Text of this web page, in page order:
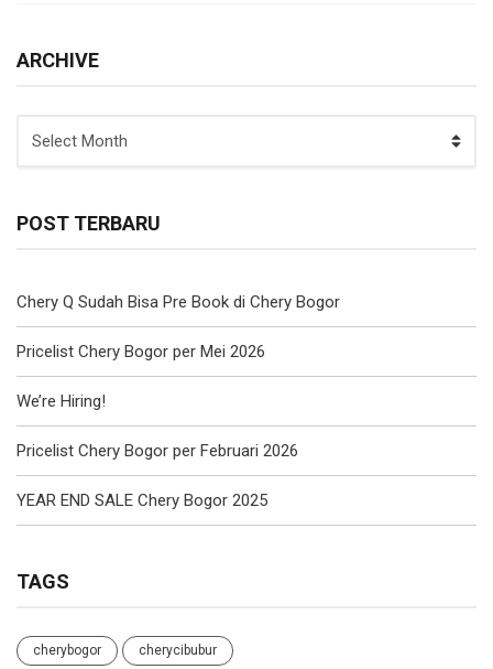
ARCHIVE
POST TERBARU
Chery Q Sudah Bisa Pre Book di Chery Bogor
Pricelist Chery Bogor per Mei 2026
We’re Hiring!
Pricelist Chery Bogor per Februari 2026
YEAR END SALE Chery Bogor 2025
TAGS
cherybogor cherycibubur